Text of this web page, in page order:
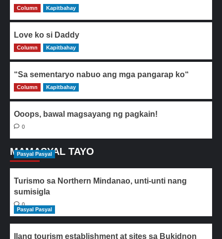
0
Column Kapitbahay
Love ko si Daddy
0
Column Kapitbahay
“Sa sementaryo nabuo ang mga pangarap ko“
0
Column Kapitbahay
Ooops, bawal magsayang ng pagkain!
0
MAMASYAL TAYO
Pasyal Pasyal
Turismo sa Northern Mindanao, unti-unti nang
sumisigla
0
Pasyal Pasyal
Ilang tourism establishment at sites sa Bukidnon